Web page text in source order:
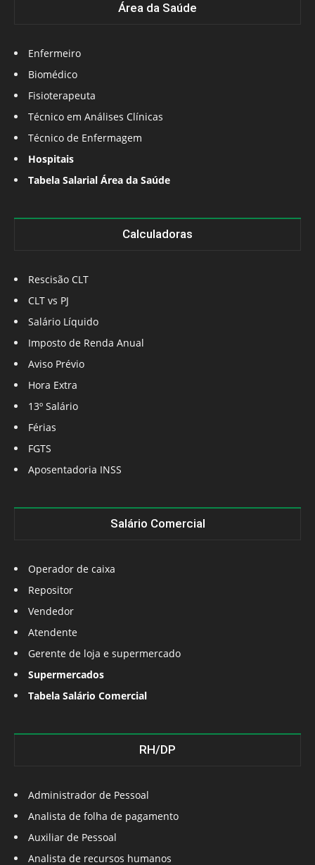
Área da Saúde
Enfermeiro
Biomédico
Fisioterapeuta
Técnico em Análises Clínicas
Técnico de Enfermagem
Hospitais
Tabela Salarial Área da Saúde
Calculadoras
Rescisão CLT
CLT vs PJ
Salário Líquido
Imposto de Renda Anual
Aviso Prévio
Hora Extra
13º Salário
Férias
FGTS
Aposentadoria INSS
Salário Comercial
Operador de caixa
Repositor
Vendedor
Atendente
Gerente de loja e supermercado
Supermercados
Tabela Salário Comercial
RH/DP
Administrador de Pessoal
Analista de folha de pagamento
Auxiliar de Pessoal
Analista de recursos humanos